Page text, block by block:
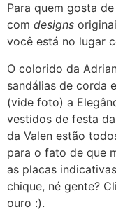
Para quem gosta
com designs
você está no lugar
O colorido da
sandálias de corda
(vide foto) a
vestidos de festa
da Valen estão
para o fato de que
as placas
chique, né gente?
ouro :).